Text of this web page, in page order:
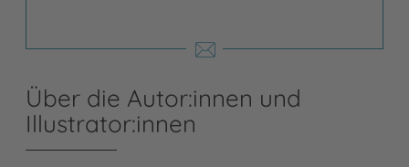
Über die Autor:innen und
Illustrator:innen